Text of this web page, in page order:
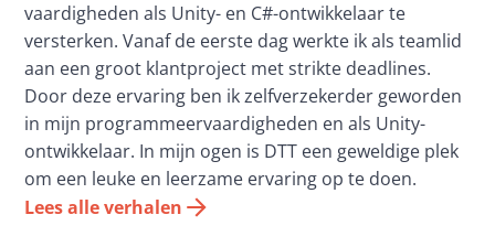
vaardigheden als Unity- en C#-ontwikkelaar te
versterken. Vanaf de eerste dag werkte ik als teamlid
aan een groot klantproject met strikte deadlines.
Door deze ervaring ben ik zelfverzekerder geworden
in mijn programmeervaardigheden en als Unity-
ontwikkelaar. In mijn ogen is DTT een geweldige plek
om een leuke en leerzame ervaring op te doen.
Lees alle verhalen